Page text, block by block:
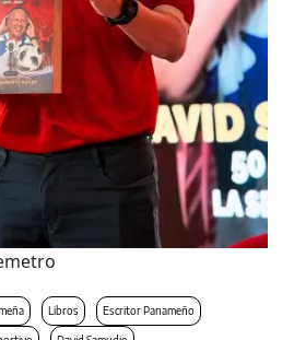
Libros Escritor Panameño